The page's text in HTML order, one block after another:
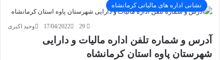
نشانی اداره های مالیاتی کرمانشاه
وحید اکبری 17/04/2022
آدرس و شماره تلفن اداره مالیات و دارایی
شهرستان پاوه استان کرمانشاه